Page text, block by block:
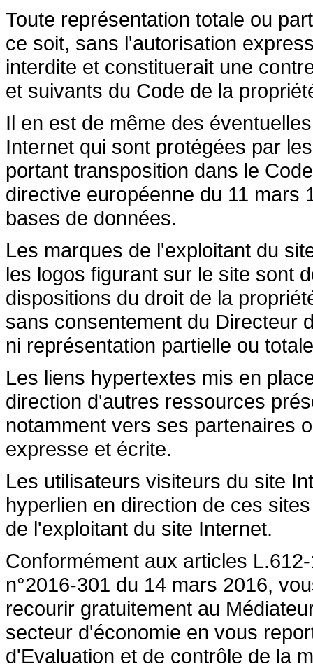
Toute représentation totale ou
ce soit, sans l'autorisation
interdite et constituerait une
et suivants du Code de la
Il en est de même des
Internet qui sont protégées par
portant transposition dans le
directive européenne du 11 mars
bases de données.
Les marques de l'exploitant du
les logos figurant sur le site sont
dispositions du droit de la
sans consentement du Directeur
ni représentation partielle ou
Les liens hypertextes mis en
direction d'autres ressources
notamment vers ses partenaires
expresse et écrite.
Les utilisateurs visiteurs du site
hyperlien en direction de ces
de l'exploitant du site Internet.
Conformément aux articles
n°2016-301 du 14 mars 2016,
recourir gratuitement au
secteur d'économie en vous
d'Evaluation et de contrôle de la